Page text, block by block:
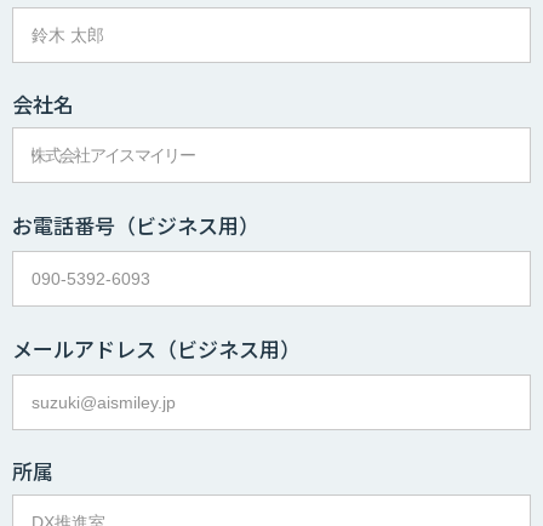
会社名
お電話番号 （ビジネス用）
メールアドレス （ビジネス用）
所属